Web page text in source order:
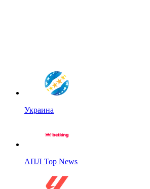
Украина
АПЛ Top News